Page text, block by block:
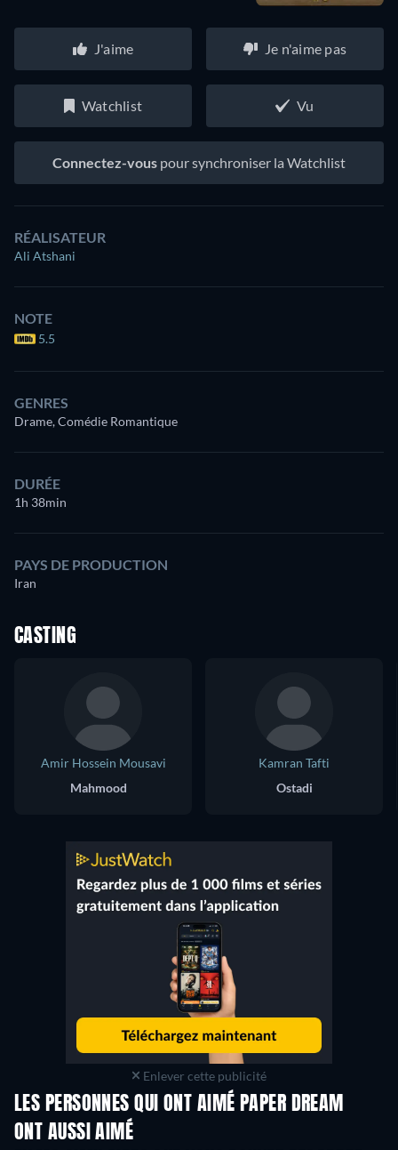
J'aime Je n'aime pas
Watchlist Vu
Connectez-vous pour synchroniser la Watchlist
RÉALISATEUR
Ali Atshani
NOTE
5.5
GENRES
Drame, Comédie Romantique
DURÉE
1h 38min
PAYS DE PRODUCTION
Iran
CASTING
Amir Hossein Mousavi
Mahmood
Kamran Tafti
Ostadi
Enlever cette publicité
LES PERSONNES QUI ONT AIMÉ PAPER DREAM
ONT AUSSI AIMÉ